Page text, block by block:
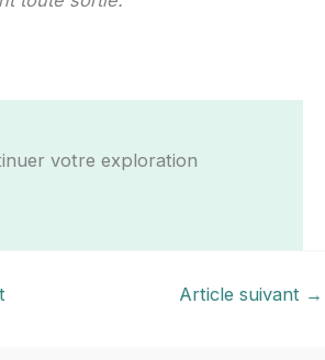
votre exploration
Article suivant →